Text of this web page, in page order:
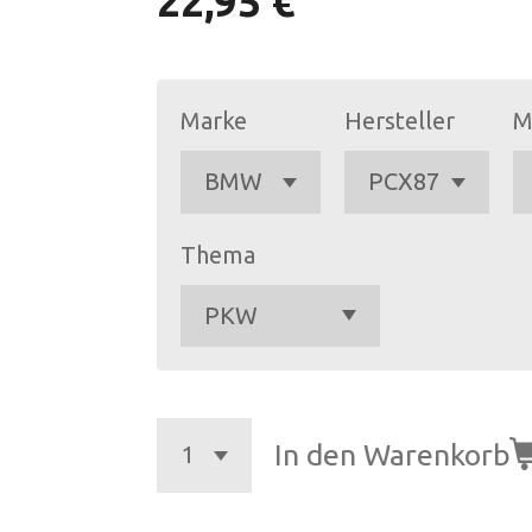
Marke Hersteller
Thema
In den Warenkorb